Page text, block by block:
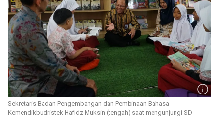
Sekretaris Badan Pengembangan dan Pembinaan Bahasa
Kemendikbudristek Hafidz Muksin (tengah) saat mengunjungi SD